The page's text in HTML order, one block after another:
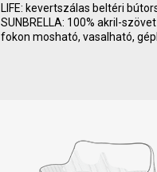
LIFE: kevertszálas beltéri
SUNBRELLA: 100% akril-
fokon mosható, vasalható,